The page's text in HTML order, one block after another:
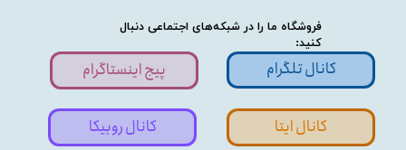
فروشگاه ما را در شبکه‌های اجتماعی دنبال
کنید:
پیج اینستاگرام کانال تلگرام
کانال ایتا کانال روبیکا